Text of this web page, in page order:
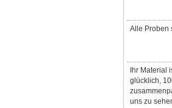
Alle Proben
Ihr Material
glücklich,
uns zu